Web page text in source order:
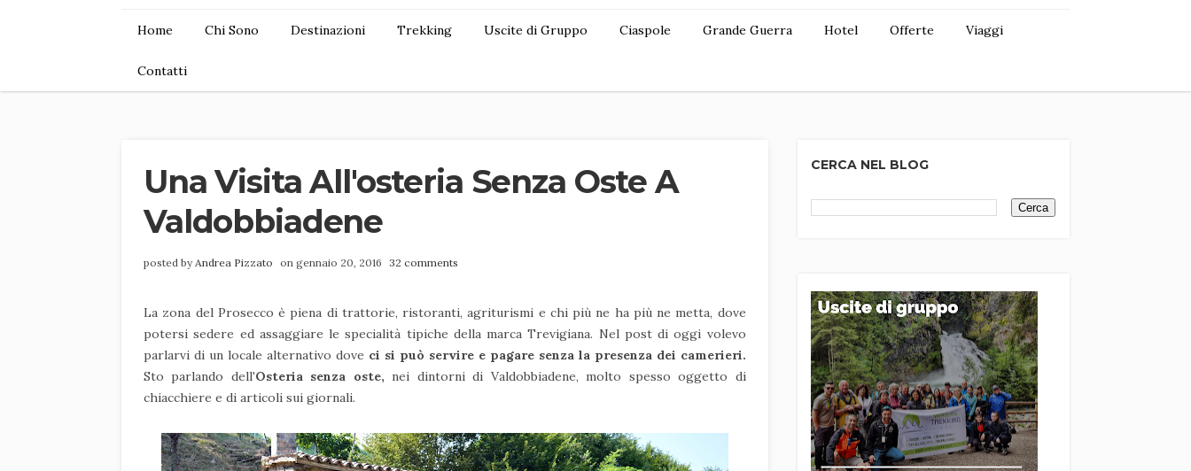
Home Chi Sono Destinazioni Trekking Uscite di Gruppo Ciaspole Grande Guerra Hotel Offerte Viaggi
Contatti
Una Visita All'osteria Senza Oste A
Valdobbiadene
posted byAndrea Pizzato on gennaio 20, 2016 32 comments
La zona del Prosecco è piena di trattorie, ristoranti, agriturismi e chi più ne ha più ne metta, dove
potersi sedere ed assaggiare le specialità tipiche della marca Trevigiana. Nel post di oggi volevo
parlarvi di un locale alternativo dove ci si può servire e pagare senza la presenza dei camerieri.
Sto parlando dell'Osteria senza oste, nei dintorni di Valdobbiadene, molto spesso oggetto di
chiacchiere e di articoli sui giornali.
CERCA NEL BLOG